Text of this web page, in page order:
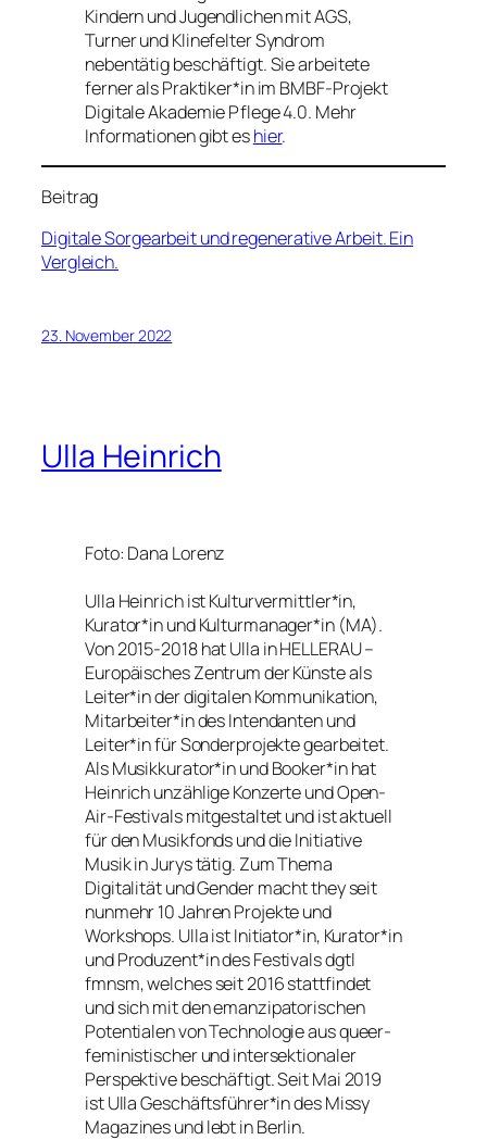
Kindern und Jugendlichen mit AGS,
Turner und Klinefelter Syndrom
nebentätig beschäftigt. Sie arbeitete
ferner als Praktiker*in im BMBF-Projekt
Digitale Akademie Pflege 4.0. Mehr
Informationen gibt eshier.
Beitrag
Digitale Sorgearbeit und regenerative Arbeit. Ein
Vergleich.
23. November 2022
Ulla Heinrich
Foto: Dana Lorenz
Ulla Heinrich ist Kulturvermittler*in,
Kurator*in und Kulturmanager*in (MA).
Von 2015-2018 hat Ulla in HELLERAU –
Europäisches Zentrum der Künste als
Leiter*in der digitalen Kommunikation,
Mitarbeiter*in des Intendanten und
Leiter*in für Sonderprojekte gearbeitet.
Als Musikkurator*in und Booker*in hat
Heinrich unzählige Konzerte und Open-
Air-Festivals mitgestaltet und ist aktuell
für den Musikfonds und die Initiative
Musik in Jurys tätig. Zum Thema
Digitalität und Gender macht they seit
nunmehr 10 Jahren Projekte und
Workshops. Ulla ist Initiator*in, Kurator*in
und Produzent*in des Festivals dgtl
fmnsm, welches seit 2016 stattfindet
und sich mit den emanzipatorischen
Potentialen von Technologie aus queer-
feministischer und intersektionaler
Perspektive beschäftigt. Seit Mai 2019
ist Ulla Geschäftsführer*in des Missy
Magazines und lebt in Berlin.